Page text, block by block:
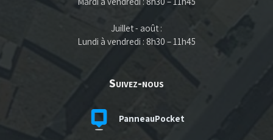
Juillet - août :
Lundi à vendredi : 8h30 – 11h45
Suivez-nous
PanneauPocket